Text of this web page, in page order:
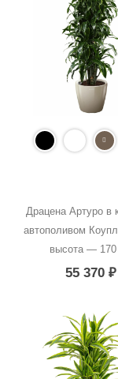
Драцена Артуро в
автополивом
высота —
55 370₽